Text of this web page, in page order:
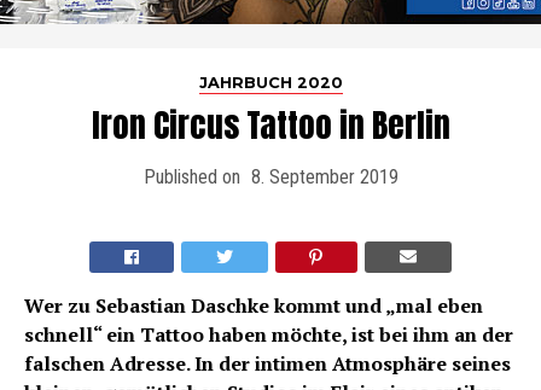
JAHRBUCH 2020
Iron Circus Tattoo in Berlin
Published on 8. September 2019
Wer zu Sebastian Daschke kommt und „mal eben
schnell“ ein Tattoo haben möchte, ist bei ihm an der
falschen Adresse. In der intimen Atmosphäre seines